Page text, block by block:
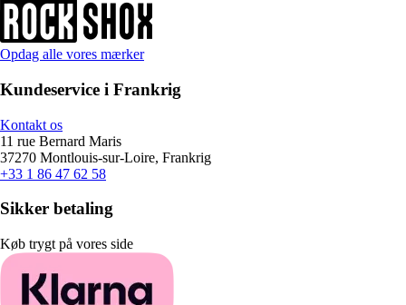
Opdag alle vores mærker
Kundeservice i Frankrig
Kontakt os
11 rue Bernard Maris
37270 Montlouis-sur-Loire, Frankrig
+33 1 86 47 62 58
Sikker betaling
Køb trygt på vores side